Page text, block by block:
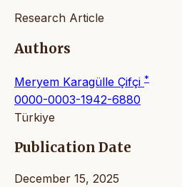
Research Article
Authors
Meryem Karagülle Çifçi *
0000-0003-1942-6880
Türkiye
Publication Date
December 15, 2025